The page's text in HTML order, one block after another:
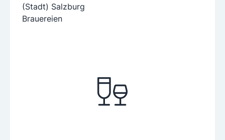
(Stadt) Salzburg
Brauereien